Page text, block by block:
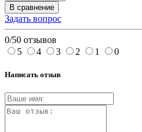
В сравнение
Задать вопрос
0/50 отзывов
5
4 3 2 1 0
Написать отзыв